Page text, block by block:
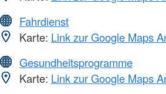
Fahrdienst
Karte: Link zur Google Maps
Gesundheitsprogramme
Karte: Link zur Google Maps